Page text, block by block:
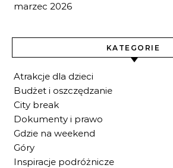
marzec 2026
KATEGORIE
Atrakcje dla dzieci
Budżet i oszczędzanie
City break
Dokumenty i prawo
Gdzie na weekend
Góry
Inspiracje podróżnicze